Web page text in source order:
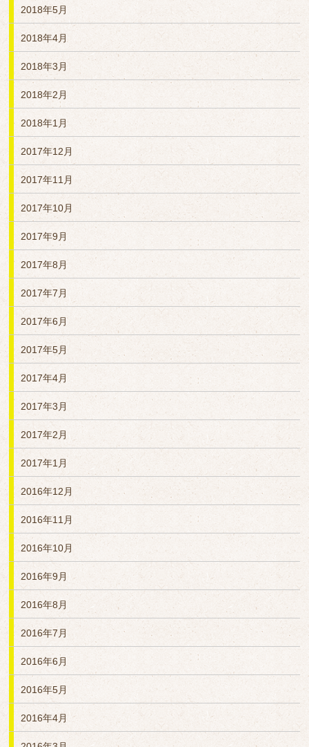
2018年5月
2018年4月
2018年3月
2018年2月
2018年1月
2017年12月
2017年11月
2017年10月
2017年9月
2017年8月
2017年7月
2017年6月
2017年5月
2017年4月
2017年3月
2017年2月
2017年1月
2016年12月
2016年11月
2016年10月
2016年9月
2016年8月
2016年7月
2016年6月
2016年5月
2016年4月